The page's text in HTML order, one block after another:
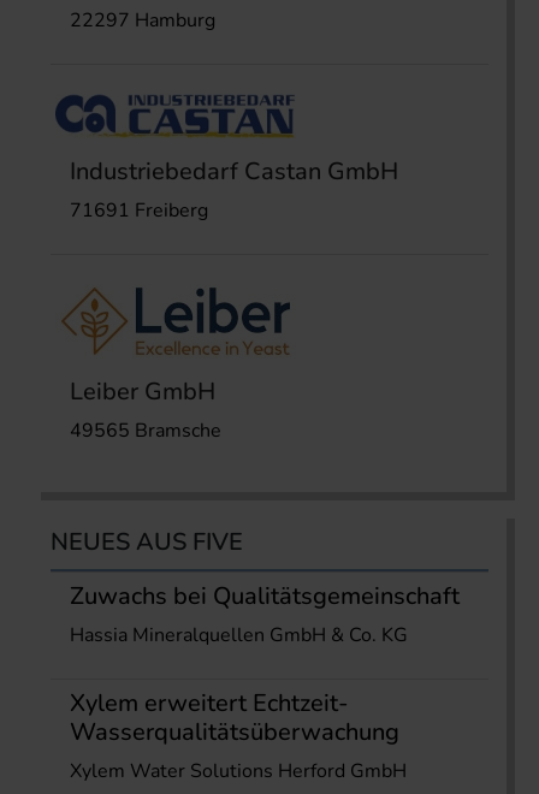
22297 Hamburg
Industriebedarf Castan GmbH
71691 Freiberg
Leiber GmbH
49565 Bramsche
NEUES AUS FIVE
Zuwachs bei Qualitätsgemeinschaft
Hassia Mineralquellen GmbH & Co. KG
Xylem erweitert Echtzeit-
Wasserqualitätsüberwachung
Xylem Water Solutions Herford GmbH